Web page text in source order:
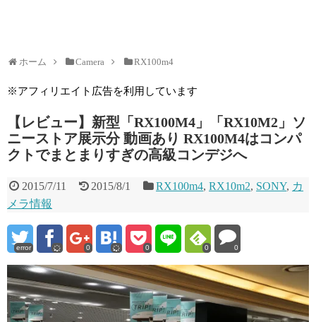
ホーム Camera RX100m4
※アフィリエイト広告を利用しています
【レビュー】新型「RX100M4」「RX10M2」ソ
ニーストア展示分 動画あり RX100M4はコンパ
クトでまとまりすぎの高級コンデジへ
2015/7/11 2015/8/1 RX100m4,RX10m2, SONY, カ
メラ情報
error 0 0 0 0